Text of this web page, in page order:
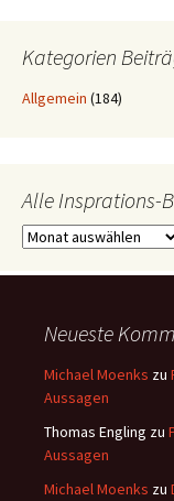
Kategorien
Allgemein (184)
Alle Insprations-
Alle
Beiträge
Neueste
Michael Moenks zu
Aussagen
Thomas Engling zu
Aussagen
Michael Moenks zu